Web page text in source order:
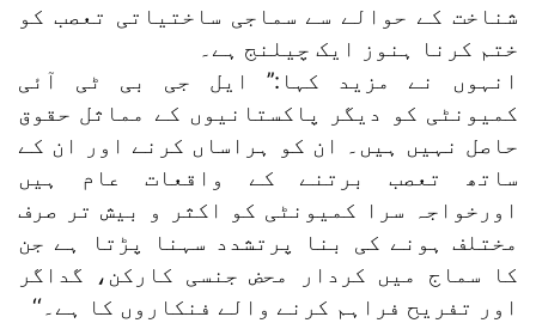
شناخت کے حوالے سے سماجی ساختیاتی تعصب کو
ختم کرنا ہنوز ایک چیلنج ہے۔
انہوں نے مزید کہا:’’ ایل جی بی ٹی آئی
کمیونٹی کو دیگر پاکستانیوں کے مماثل حقوق
حاصل نہیں ہیں۔ ان کو ہراساں کرنے اور ان کے
ساتھ تعصب برتنے کے واقعات عام ہیں
اورخواجہ سرا کمیونٹی کو اکثر و بیش تر صرف
مختلف ہونے کی بنا پرتشدد سہنا پڑتا ہے جن
کا سماج میں کردار محض جنسی کارکن، گداگر
اور تفریح فراہم کرنے والے فنکاروں کا ہے۔‘‘